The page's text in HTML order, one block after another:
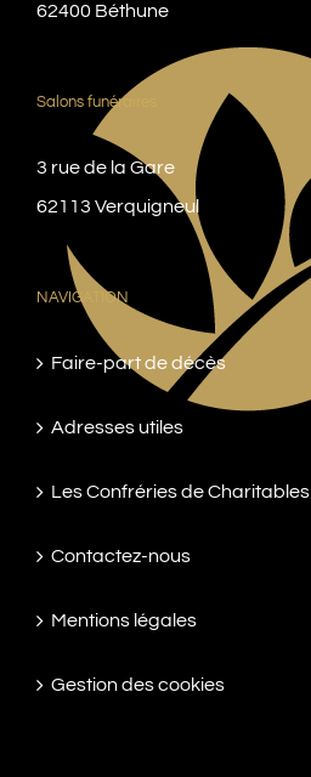
62400 Béthune
Salons funéraires
3 rue de la Gare
62113 Verquigneul
NAVIGATION
Faire-part de décès
Adresses utiles
Les Confréries de Charitables
Contactez-nous
Mentions légales
Gestion des cookies